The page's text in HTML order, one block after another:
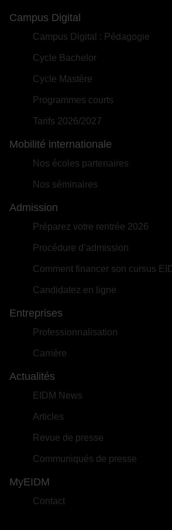
Campus Digital
Campus Digital : Pédagogie
Cycle Bachelor
Cycle Mastère
Programmes courts
Tarifs 2026/2027
Mobilité internationale
Nos écoles partenaires
Nos séminaires
Admission
Préparez votre rentrée 2026
Procédure d’admission
Comment financer son cursus
Candidatez en ligne
Entreprises
Professionnalisation
Carrière
Actualités
EIDM News
Articles
Revue de presse
Communiqués de presse
MyEIDM
Contact